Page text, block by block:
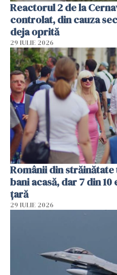
Reactorul 2 de la
controlat, din cauza
deja oprită
29 IULIE 2026
Românii din
bani acasă, dar 7 din
țară
29 IULIE 2026